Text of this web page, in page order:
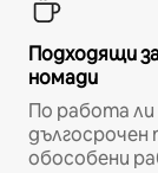
Подходящи
номади
По работа
дългосрочен
обособени